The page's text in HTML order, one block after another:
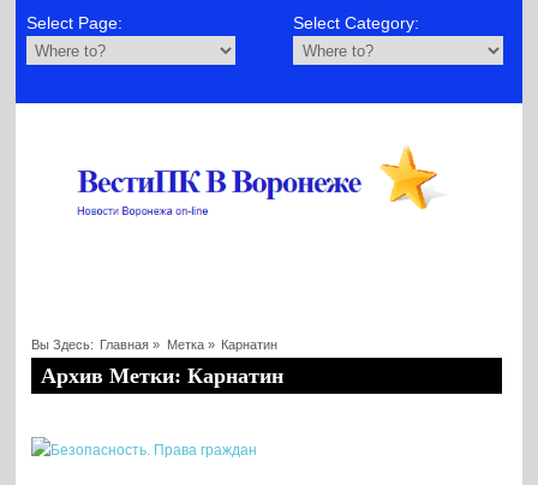
Select Page: Select Category:
Вы Здесь: Главная » Метка » Карнатин
Архив Метки: Карнатин